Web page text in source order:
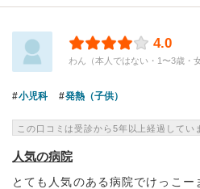
4.0
わん（本人ではない・1〜3歳・
小児科 発熱（子供）
この口コミは受診から5年以上経過してい
人気の病院
とても人気のある病院でけっこ